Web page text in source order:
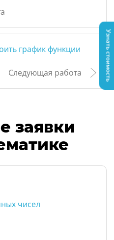
график функции
Следующая работа
заявки
чисел
Узнать стоимость